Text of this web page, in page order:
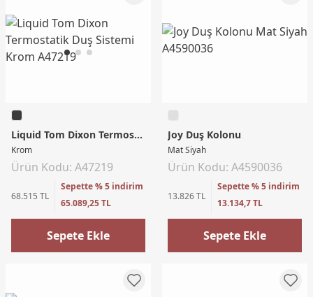
Liquid Tom Dixon Termostatik Duş Sistemi
Krom
Ürün Kodu: A47219
68.515 TL
Sepette % 5 indirim
65.089,25 TL
Sepete Ekle
Joy Duş Kolonu
Mat Siyah
Ürün Kodu: A4590036
13.826 TL
Sepette % 5 indirim
13.134,7 TL
Sepete Ekle